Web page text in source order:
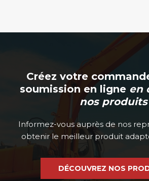
Créez votre
soumission en ligne en
nos produits
Informez-vous auprès de nos
obtenir le meilleur produit
DÉCOUVREZ NOS